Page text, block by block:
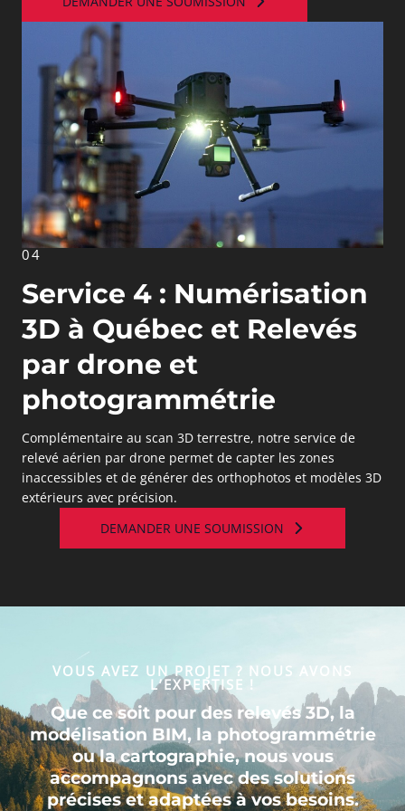
04
Service 4 : Numérisation
3D à Québec et Relevés
par drone et
photogrammétrie
Complémentaire au scan 3D terrestre, notre service de
relevé aérien par drone permet de capter les zones
inaccessibles et de générer des orthophotos et modèles 3D
extérieurs avec précision.
DEMANDER UNE SOUMISSION
VOUS AVEZ UN PROJET ? NOUS AVONS
L’EXPERTISE !
Que ce soit pour des relevés 3D, la
modélisation BIM, la photogrammétrie
ou la cartographie, nous vous
accompagnons avec des solutions
précises et adaptées à vos besoins.